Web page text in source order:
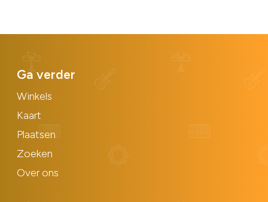
Ga verder
Winkels
Kaart
Plaatsen
Zoeken
Over ons